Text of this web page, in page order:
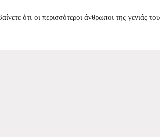
ότι οι περισσότεροι άνθρωποι της γενιάς του